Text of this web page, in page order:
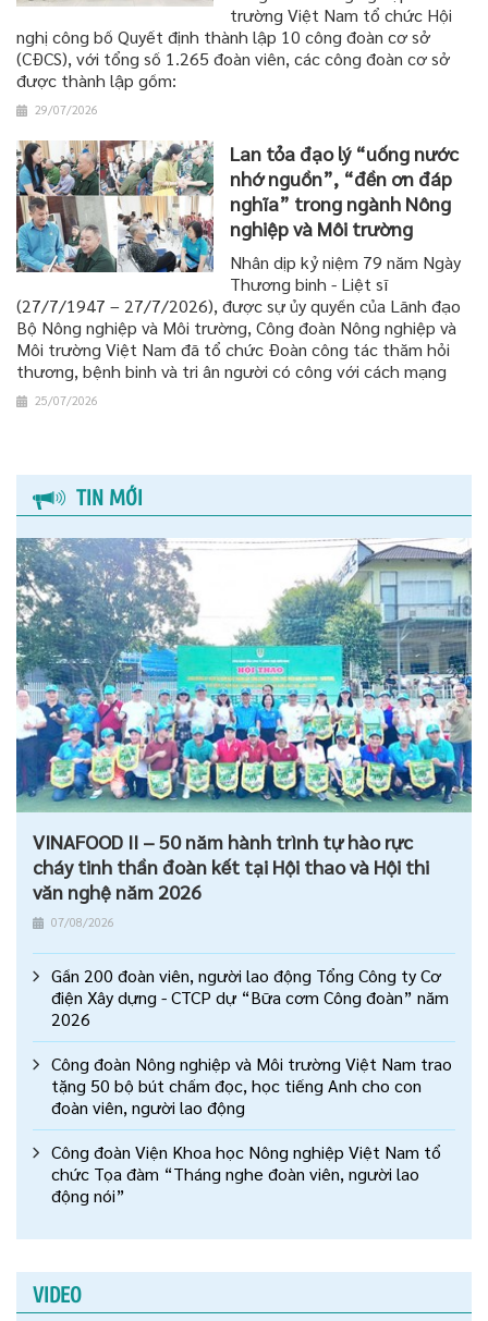
trường Việt Nam tổ chức Hội
nghị công bố Quyết định thành lập 10 công đoàn cơ sở
(CĐCS), với tổng số 1.265 đoàn viên, các công đoàn cơ sở
được thành lập gồm:
29/07/2026
Lan tỏa đạo lý “uống nước
nhớ nguồn”, “đền ơn đáp
nghĩa” trong ngành Nông
nghiệp và Môi trường
Nhân dịp kỷ niệm 79 năm Ngày
Thương binh - Liệt sĩ
(27/7/1947 – 27/7/2026), được sự ủy quyền của Lãnh đạo
Bộ Nông nghiệp và Môi trường, Công đoàn Nông nghiệp và
Môi trường Việt Nam đã tổ chức Đoàn công tác thăm hỏi
thương, bệnh binh và tri ân người có công với cách mạng
25/07/2026
TIN MỚI
VINAFOOD II – 50 năm hành trình tự hào rực
cháy tinh thần đoàn kết tại Hội thao và Hội thi
văn nghệ năm 2026
07/08/2026
Gần 200 đoàn viên, người lao động Tổng Công ty Cơ
điện Xây dựng - CTCP dự “Bữa cơm Công đoàn” năm
2026
Công đoàn Nông nghiệp và Môi trường Việt Nam trao
tặng 50 bộ bút chấm đọc, học tiếng Anh cho con
đoàn viên, người lao động
Công đoàn Viện Khoa học Nông nghiệp Việt Nam tổ
chức Tọa đàm “Tháng nghe đoàn viên, người lao
động nói”
VIDEO